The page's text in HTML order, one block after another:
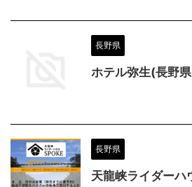
長野県
ホテル弥生(長野
長野県
天龍峡ライダーハ